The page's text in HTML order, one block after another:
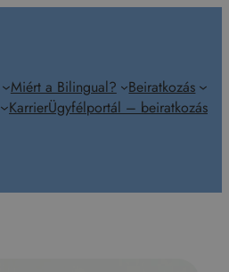
Miért a Bilingual?
Beiratkozás
KarrierÜgyfélportál – beiratkozás